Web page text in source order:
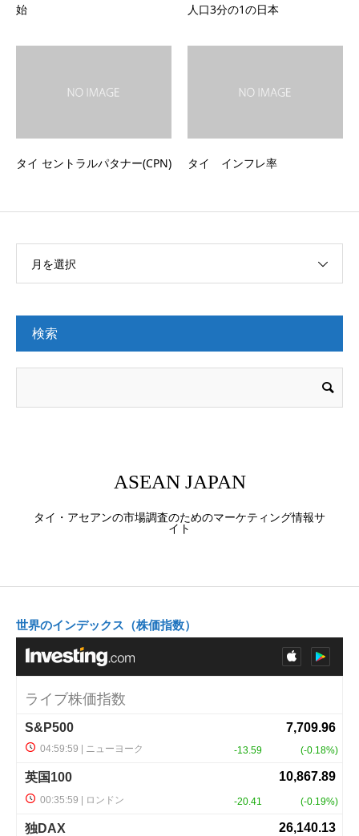
始
人口3分の1の日本
タイ セントラルパタナー(CPN) タイ インフレ率
月を選択
検索
ASEAN JAPAN
タイ・アセアンの市場調査のためのマーケティング情報サ
イト
世界のインデックス（株価指数）